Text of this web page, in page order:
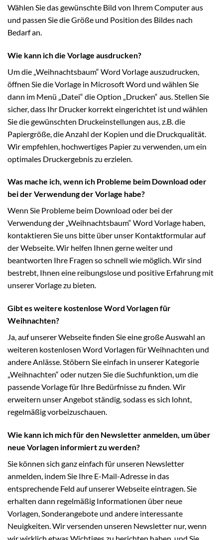
Wählen Sie das gewünschte Bild von Ihrem Computer aus
und passen Sie die Größe und Position des Bildes nach
Bedarf an.
Wie kann ich die Vorlage ausdrucken?
Um die „Weihnachtsbaum“ Word Vorlage auszudrucken,
öffnen Sie die Vorlage in Microsoft Word und wählen Sie
dann im Menü „Datei“ die Option „Drucken“ aus. Stellen Sie
sicher, dass Ihr Drucker korrekt eingerichtet ist und wählen
Sie die gewünschten Druckeinstellungen aus, z.B. die
Papiergröße, die Anzahl der Kopien und die Druckqualität.
Wir empfehlen, hochwertiges Papier zu verwenden, um ein
optimales Druckergebnis zu erzielen.
Was mache ich, wenn ich Probleme beim Download oder
bei der Verwendung der Vorlage habe?
Wenn Sie Probleme beim Download oder bei der
Verwendung der „Weihnachtsbaum“ Word Vorlage haben,
kontaktieren Sie uns bitte über unser Kontaktformular auf
der Webseite. Wir helfen Ihnen gerne weiter und
beantworten Ihre Fragen so schnell wie möglich. Wir sind
bestrebt, Ihnen eine reibungslose und positive Erfahrung mit
unserer Vorlage zu bieten.
Gibt es weitere kostenlose Word Vorlagen für
Weihnachten?
Ja, auf unserer Webseite finden Sie eine große Auswahl an
weiteren kostenlosen Word Vorlagen für Weihnachten und
andere Anlässe. Stöbern Sie einfach in unserer Kategorie
„Weihnachten“ oder nutzen Sie die Suchfunktion, um die
passende Vorlage für Ihre Bedürfnisse zu finden. Wir
erweitern unser Angebot ständig, sodass es sich lohnt,
regelmäßig vorbeizuschauen.
Wie kann ich mich für den Newsletter anmelden, um über
neue Vorlagen informiert zu werden?
Sie können sich ganz einfach für unseren Newsletter
anmelden, indem Sie Ihre E-Mail-Adresse in das
entsprechende Feld auf unserer Webseite eintragen. Sie
erhalten dann regelmäßig Informationen über neue
Vorlagen, Sonderangebote und andere interessante
Neuigkeiten. Wir versenden unseren Newsletter nur, wenn